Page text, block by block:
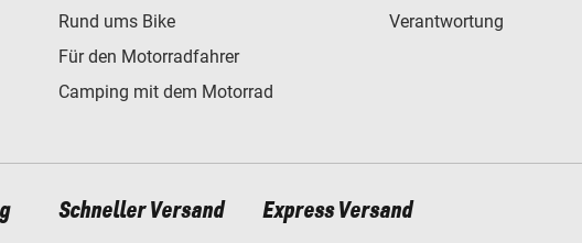
Rund ums Bike
Für den Motorradfahrer
Camping mit dem Motorrad
Verantwortung
Schneller Versand Express Versand